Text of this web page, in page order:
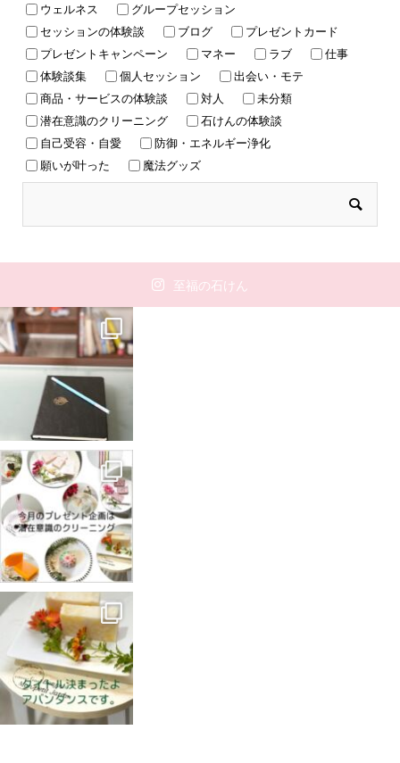
ウェルネス
グループセッション
セッションの体験談
ブログ
プレゼントカード
プレゼントキャンペーン
マネー ラブ
仕事
体験談集
個人セッション
出会い・モテ
商品・サービスの体験談
対人
未分類
潜在意識のクリーニング
石けんの体験談
自己受容・自愛
防御・エネルギー浄化
願いが叶った
魔法グッズ
至福の石けん